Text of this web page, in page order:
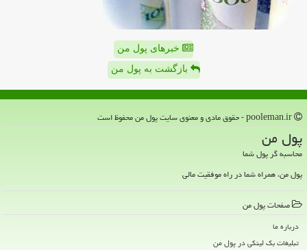
خبرهای پول من
بازگشت به پول من
پول من
محاسبه گر پول شما
پول من، همراه شما در راه موفقیت مالی
صفحات پول من
درباره ما
تبلیغات بک لینکی در پول من